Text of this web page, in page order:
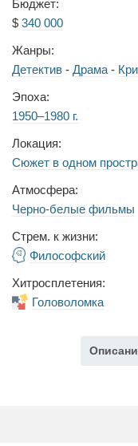
Бюджет:
$ 340 000
Жанры:
Детектив - Драма -
Эпоха:
1950–1980 г.
Локация:
Сюжет в одном
Атмосфера:
Черно-белые фильмы
Стрем. к жизни:
Философский
Хитросплетения:
Головоломка